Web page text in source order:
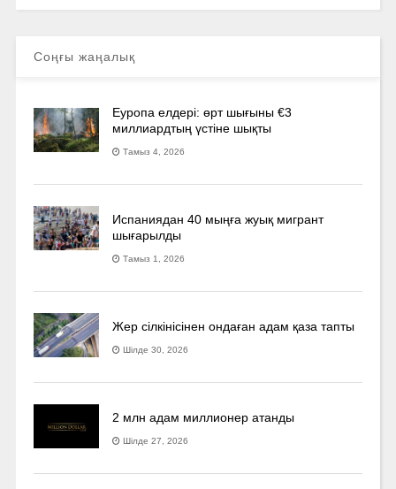
Соңғы жаңалық
Еуропа елдері: өрт шығыны €3
миллиардтың үстіне шықты
Тамыз 4, 2026
Испаниядан 40 мыңға жуық мигрант
шығарылды
Тамыз 1, 2026
Жер сілкінісінен ондаған адам қаза тапты
Шілде 30, 2026
2 млн адам миллионер атанды
Шілде 27, 2026